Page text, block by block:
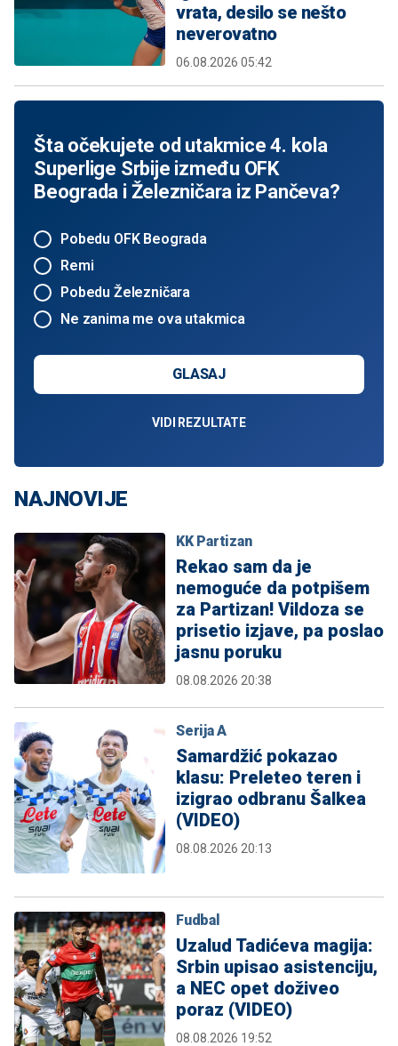
vrata, desilo se nešto
neverovatno
06.08.2026 05:42
Šta očekujete od utakmice 4. kola
Superlige Srbije između OFK
Beograda i Železničara iz Pančeva?
Pobedu OFK Beograda
Remi
Pobedu Železničara
Ne zanima me ova utakmica
GLASAJ
VIDI REZULTATE
NAJNOVIJE
KK Partizan
Rekao sam da je
nemoguće da potpišem
za Partizan! Vildoza se
prisetio izjave, pa poslao
jasnu poruku
08.08.2026 20:38
Serija A
Samardžić pokazao
klasu: Preleteo teren i
izigrao odbranu Šalkea
(VIDEO)
08.08.2026 20:13
Fudbal
Uzalud Tadićeva magija:
Srbin upisao asistenciju,
a NEC opet doživeo
poraz (VIDEO)
08.08.2026 19:52